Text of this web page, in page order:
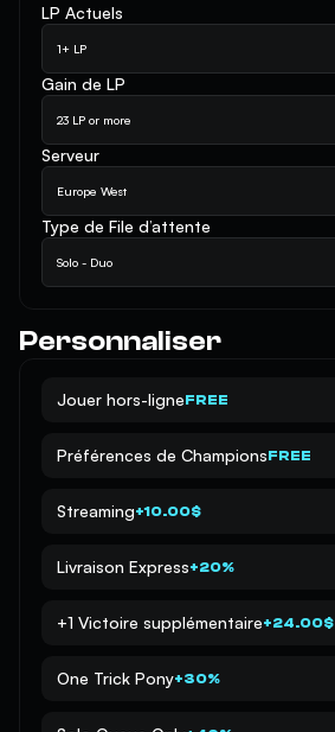
LP Actuels
1+ LP
Gain de LP
23 LP or more
Serveur
Europe West
Type de File d’attente
Solo - Duo
Personnaliser
Jouer hors-ligneFREE
Préférences de ChampionsFREE
Streaming+10.00$
Livraison Express+20%
+1 Victoire supplémentaire+24.00$
One Trick Pony+30%